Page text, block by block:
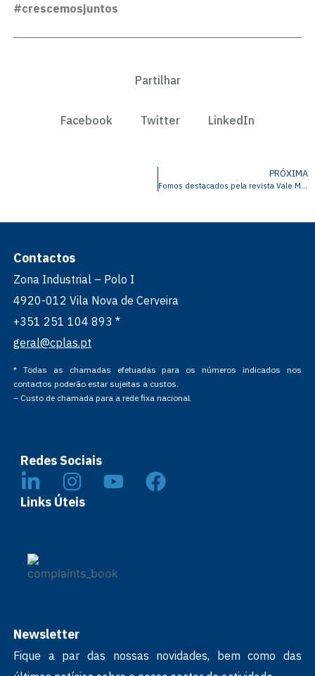
#crescemosjuntos
Partilhar
Facebook Twitter LinkedIn
PRÓXIMA
Fomos destacados pela revista Vale Mais
Contactos
Zona Industrial – Polo I
4920-012 Vila Nova de Cerveira
+351 251 104 893 *
geral@cplas.pt
* Todas as chamadas efetuadas para os números indicados nos
contactos poderão estar sujeitas a custos.
– Custo de chamada para a rede fixa nacional.
Redes Sociais
Links Úteis
Newsletter
Fique a par das nossas novidades, bem como das